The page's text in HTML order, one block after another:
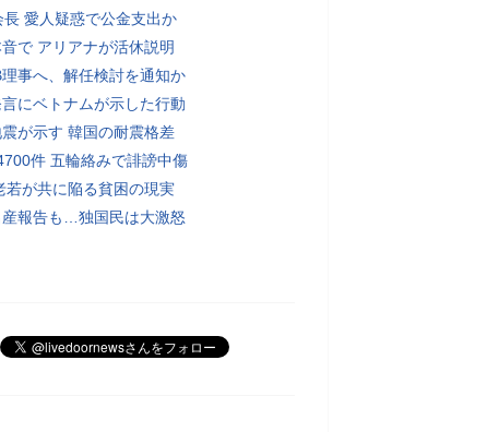
長 愛人疑惑で公金支出か
で アリアナが活休説明
事へ、解任検討を通知か
にベトナムが示した行動
が示す 韓国の耐震格差
件 五輪絡みで誹謗中傷
若が共に陥る貧困の現実
報告も…独国民は大激怒